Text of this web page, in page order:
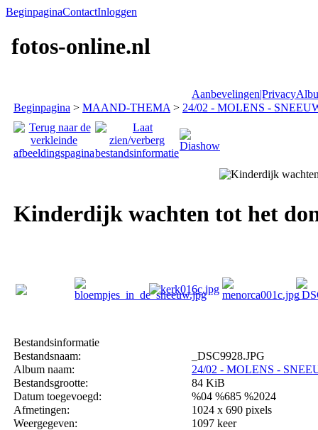
BeginpaginaContactInloggen
fotos-online.nl
Aanbevelingen|Privacy
Beginpagina > MAAND-THEMA > 24/02 - MOLENS -
Kinderdijk wachten tot het
Bestandsinformatie
Bestandsnaam:
_DSC9928.JPG
Album naam:
24/02 - MOLENS -
Bestandsgrootte:
84 KiB
Datum toegevoegd:
%04 %685 %2024
Afmetingen:
1024 x 690 pixels
Weergegeven:
1097 keer